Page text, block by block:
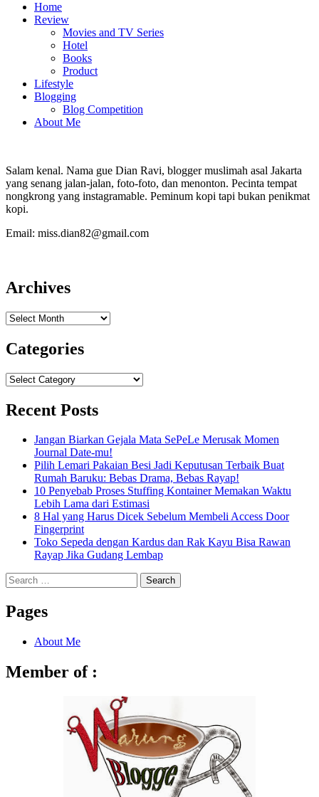
Home
Review
Movies and TV Series
Hotel
Books
Product
Lifestyle
Blogging
Blog Competition
About Me
Salam kenal. Nama gue Dian Ravi, blogger muslimah asal Jakarta
yang senang jalan-jalan, foto-foto, dan menonton. Pecinta tempat
nongkrong yang instagramable. Peminum kopi tapi bukan penikmat
kopi.
Email: miss.dian82@gmail.com
Archives
Archives
Categories
Categories
Recent Posts
Jangan Biarkan Gejala Mata SePeLe Merusak Momen
Journal Date-mu!
Pilih Lemari Pakaian Besi Jadi Keputusan Terbaik Buat
Rumah Baruku: Bebas Drama, Bebas Rayap!
10 Penyebab Proses Stuffing Kontainer Memakan Waktu
Lebih Lama dari Estimasi
8 Hal yang Harus Dicek Sebelum Membeli Access Door
Fingerprint
Toko Sepeda dengan Kardus dan Rak Kayu Bisa Rawan
Rayap Jika Gudang Lembap
Search
for:
Pages
About Me
Member of :